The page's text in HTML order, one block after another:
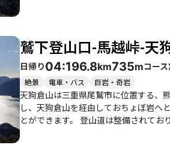
さだと口を揃えます。 コースの途中には急な階段やロープを使う場所もあり、足元には注意が必要ですが、全体的には整備された道が続き
ます。特に冬場は寒さを避けるため、南部の三重県での登山は快適です。
ができ、登山の疲れを癒す最高のご褒
ができます。 このコースは、友人や家族と一緒に訪れるのもおすすめで、特に子供連れや初心者でも楽しめる内容となっています。美しい
景色と美味しい食事、そして歴史を感
鷲下登山口-馬越峠-天
日帰り04:196.8km735mコー
絶景 電車・バス 巨岩・奇岩
天狗倉山は三重県尾鷲市に位置する、
し、天狗倉山を経由しておちょぼ岩へ
とができます。 登山道は整備されており、石畳の道が続くため、歩きやすい部分もありますが、急勾配の階段や凸凹の道もあり、健脚者向